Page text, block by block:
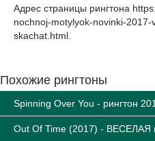
Адрес страницы рингтона
nochnoj-motylyok-novinki-
skachat.html
Похожие рингтоны
Spinning Over You - рингтон
Out Of Time (2017) - ВЕСЕЛАЯ